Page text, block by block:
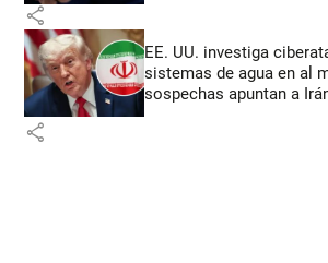
share
EE. UU. investiga
sistemas de agua en al
sospechas apuntan a
share